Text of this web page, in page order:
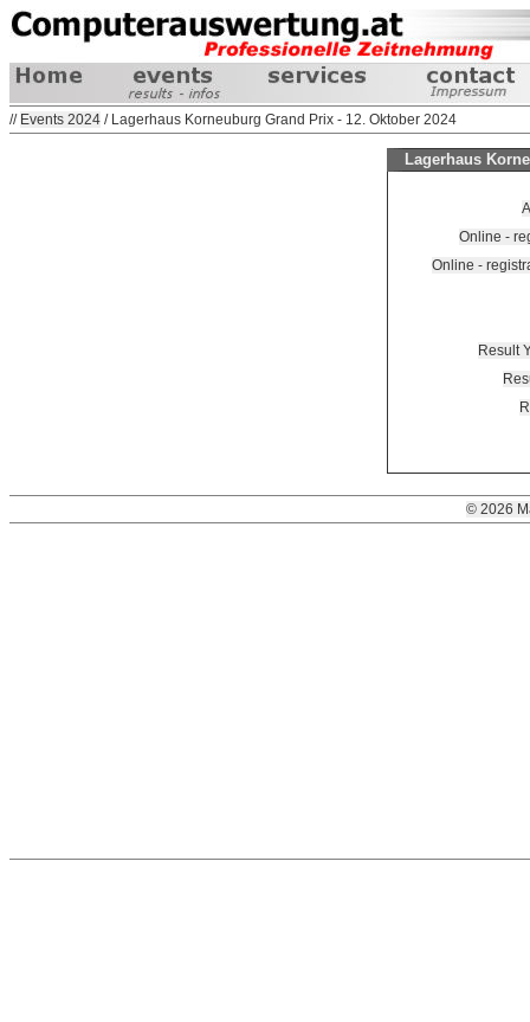
// Events 2024 / Lagerhaus Korneuburg Grand Prix - 12. Oktober 2024
Lagerhaus
Online -
Online -
Result
© 2026